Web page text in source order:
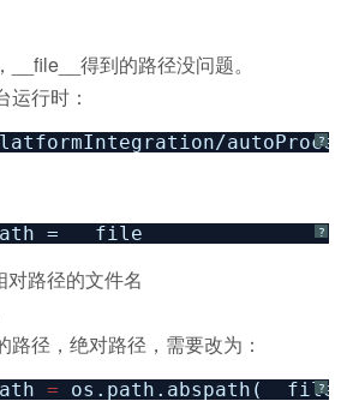
得到的路径没问题。
运行时：
?
/
?
= __file__
对路径的文件名
路径，绝对路径，需要改为：
?
=